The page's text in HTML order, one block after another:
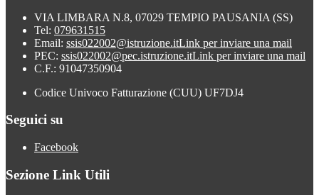
VIA LIMBARA N.8, 07029 TEMPIO PAUSANIA (SS)
Tel: 079631515
Email: ssis022002@istruzione.itLink per inviare una mail
PEC: ssis022002@pec.istruzione.itLink per inviare una mail
C.F.: 91047350904
Codice Univoco Fatturazione (CUU) UF7DJ4
Seguici su
Facebook
Sezione Link Utili